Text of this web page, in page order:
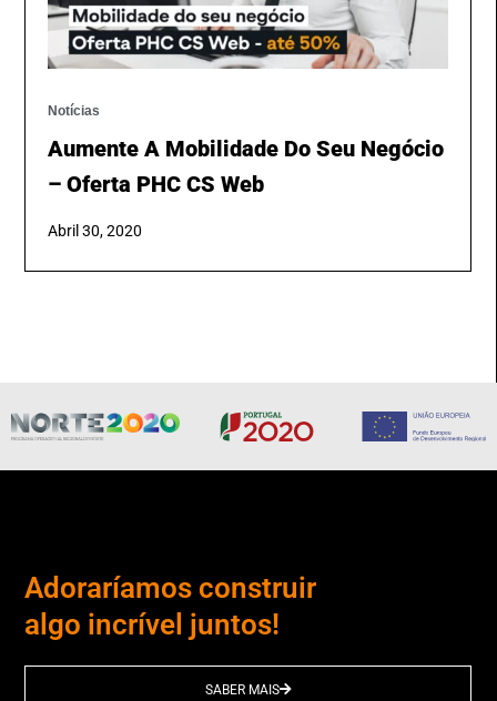
Notícias
Aumente A Mobilidade Do Seu Negócio
– Oferta PHC CS Web
Abril 30, 2020
Adoraríamos construir
algo incrível juntos!
SABER MAIS